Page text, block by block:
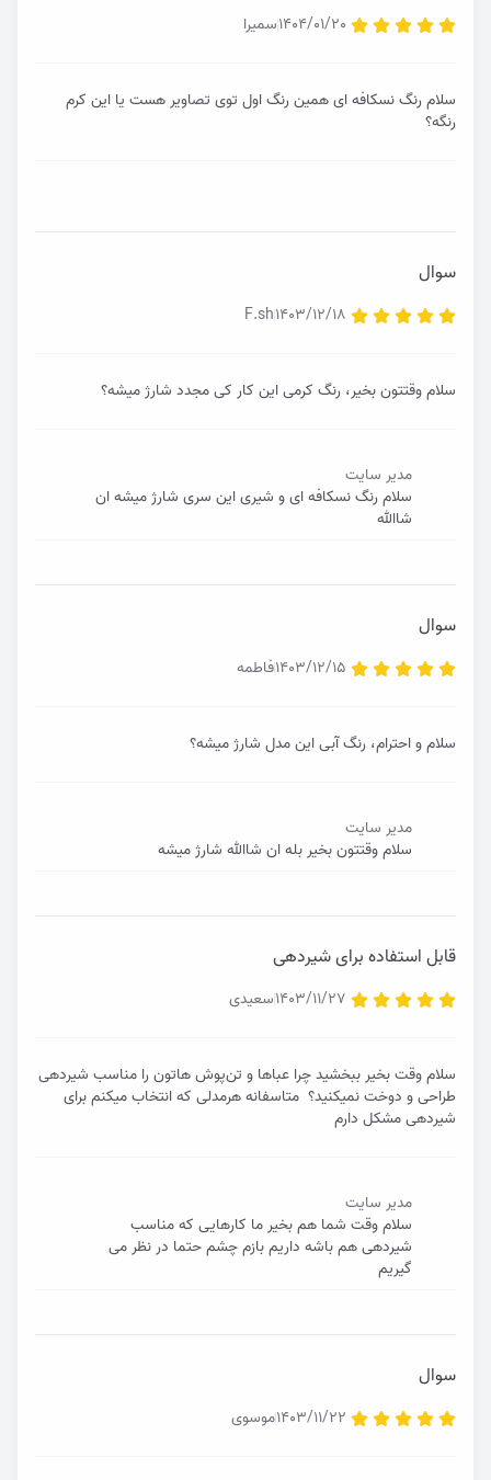
1404/01/20سمیرا
سلام رنگ نسکافه ای همین رنگ اول توی تصاویر هست یا این کرم
رنگه؟
سوال
1403/12/18
F.sh
سلام وقتتون بخیر، رنگ کرمی این کار کی مجدد شارژ میشه؟
مدیر سایت
سلام رنگ نسکافه ای و شیری این سری شارژ میشه ان
شاالله
سوال
1403/12/15فاطمه
سلام و احترام، رنگ آبی این مدل شارژ میشه؟
مدیر سایت
سلام وقتتون بخیر بله ان شاالله شارژ میشه
قابل استفاده برای شیردهی
1403/11/27سعیدی
سلام وقت بخیر ببخشید چرا عباها و تن‌پوش هاتون را مناسب شیردهی
طراحی و دوخت نمیکنید؟ متاسفانه هرمدلی که انتخاب میکنم برای
شیردهی مشکل دارم
مدیر سایت
سلام وقت شما هم بخیر ما کارهایی که مناسب
شیردهی هم باشه داریم بازم چشم حتما در نظر می
گیریم
سوال
1403/11/22موسوی